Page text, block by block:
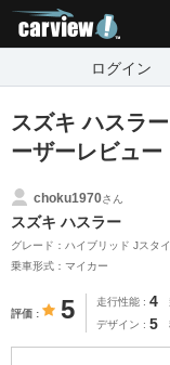
ログイン
スズキ ハスラ
ーザーレビュー
choku1970さん
スズキ ハスラー
グレード：ハイブリッド Jスタ
乗車形式：マイカー
評価 5 走行性能 4
デザイン 5